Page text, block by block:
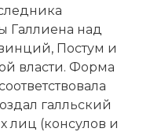
Галлиена над
Постум и
власти. Форма
галльский
лиц (консулов и